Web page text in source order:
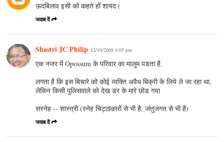
ऊदबिलाव इसी को कहते हों शायद।
जवाब दें
Shastri JC Philip 12/10/2008 6:05 pm
एक नजर में Opossum के परिवार का मालूम पडता है.
लगता है कि इस बिचारे को कोई व्यक्ति अवैध बिक्री के लिये ले जा रहा था,
लेकिन किसी पुलिसवाले को देख डर के मारे छोड गया
सस्नेह -- शास्त्री (स्नेह चिट्ठाकारों से भी है, जंतुजगत से भी है)
जवाब दें